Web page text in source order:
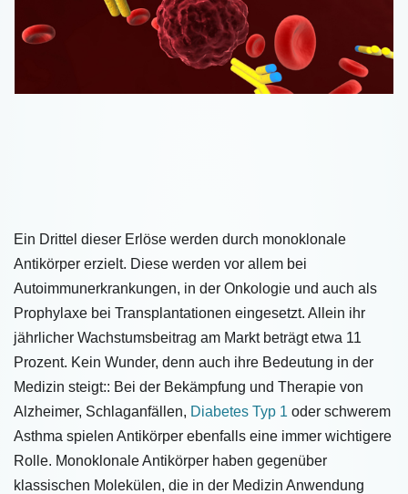
Ein Drittel dieser Erlöse werden durch monoklonale
Antikörper erzielt. Diese werden vor allem bei
Autoimmunerkrankungen, in der Onkologie und auch als
Prophylaxe bei Transplantationen eingesetzt. Allein ihr
jährlicher Wachstumsbeitrag am Markt beträgt etwa 11
Prozent. Kein Wunder, denn auch ihre Bedeutung in der
Medizin steigt:: Bei der Bekämpfung und Therapie von
Alzheimer, Schlaganfällen, Diabetes Typ 1 oder schwerem
Asthma spielen Antikörper ebenfalls eine immer wichtigere
Rolle. Monoklonale Antikörper haben gegenüber
klassischen Molekülen, die in der Medizin Anwendung